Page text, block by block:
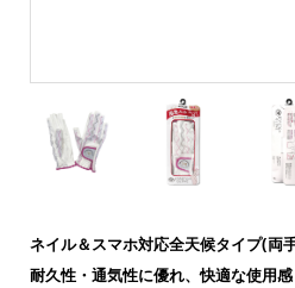
ネイル＆スマホ対応全天候タイプ(両
耐久性・通気性に優れ、快適な使用感